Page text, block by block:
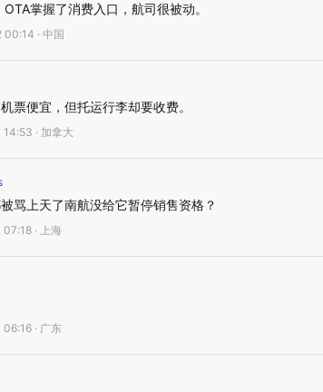
掌握了消费入口，航司很被动。
· 中国
票便宜，但托运行李却要收费。
· 加拿大
骂上天了南航没给它暂停销售资格？
· 上海
· 广东